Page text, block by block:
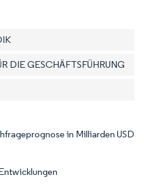
DIE GESCHÄFTSFÜHRUNG
in Milliarden USD